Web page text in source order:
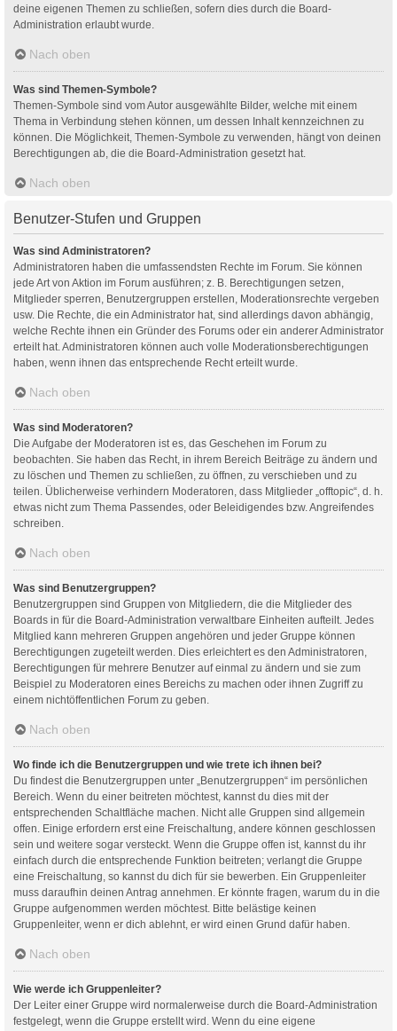
deine eigenen Themen zu schließen, sofern dies durch die Board-
Administration erlaubt wurde.
Nach oben
Was sind Themen-Symbole?
Themen-Symbole sind vom Autor ausgewählte Bilder, welche mit einem
Thema in Verbindung stehen können, um dessen Inhalt kennzeichnen zu
können. Die Möglichkeit, Themen-Symbole zu verwenden, hängt von deinen
Berechtigungen ab, die die Board-Administration gesetzt hat.
Nach oben
Benutzer-Stufen und Gruppen
Was sind Administratoren?
Administratoren haben die umfassendsten Rechte im Forum. Sie können
jede Art von Aktion im Forum ausführen; z. B. Berechtigungen setzen,
Mitglieder sperren, Benutzergruppen erstellen, Moderationsrechte vergeben
usw. Die Rechte, die ein Administrator hat, sind allerdings davon abhängig,
welche Rechte ihnen ein Gründer des Forums oder ein anderer Administrator
erteilt hat. Administratoren können auch volle Moderationsberechtigungen
haben, wenn ihnen das entsprechende Recht erteilt wurde.
Nach oben
Was sind Moderatoren?
Die Aufgabe der Moderatoren ist es, das Geschehen im Forum zu
beobachten. Sie haben das Recht, in ihrem Bereich Beiträge zu ändern und
zu löschen und Themen zu schließen, zu öffnen, zu verschieben und zu
teilen. Üblicherweise verhindern Moderatoren, dass Mitglieder „offtopic“, d. h.
etwas nicht zum Thema Passendes, oder Beleidigendes bzw. Angreifendes
schreiben.
Nach oben
Was sind Benutzergruppen?
Benutzergruppen sind Gruppen von Mitgliedern, die die Mitglieder des
Boards in für die Board-Administration verwaltbare Einheiten aufteilt. Jedes
Mitglied kann mehreren Gruppen angehören und jeder Gruppe können
Berechtigungen zugeteilt werden. Dies erleichtert es den Administratoren,
Berechtigungen für mehrere Benutzer auf einmal zu ändern und sie zum
Beispiel zu Moderatoren eines Bereichs zu machen oder ihnen Zugriff zu
einem nichtöffentlichen Forum zu geben.
Nach oben
Wo finde ich die Benutzergruppen und wie trete ich ihnen bei?
Du findest die Benutzergruppen unter „Benutzergruppen“ im persönlichen
Bereich. Wenn du einer beitreten möchtest, kannst du dies mit der
entsprechenden Schaltfläche machen. Nicht alle Gruppen sind allgemein
offen. Einige erfordern erst eine Freischaltung, andere können geschlossen
sein und weitere sogar versteckt. Wenn die Gruppe offen ist, kannst du ihr
einfach durch die entsprechende Funktion beitreten; verlangt die Gruppe
eine Freischaltung, so kannst du dich für sie bewerben. Ein Gruppenleiter
muss daraufhin deinen Antrag annehmen. Er könnte fragen, warum du in die
Gruppe aufgenommen werden möchtest. Bitte belästige keinen
Gruppenleiter, wenn er dich ablehnt, er wird einen Grund dafür haben.
Nach oben
Wie werde ich Gruppenleiter?
Der Leiter einer Gruppe wird normalerweise durch die Board-Administration
festgelegt, wenn die Gruppe erstellt wird. Wenn du eine eigene